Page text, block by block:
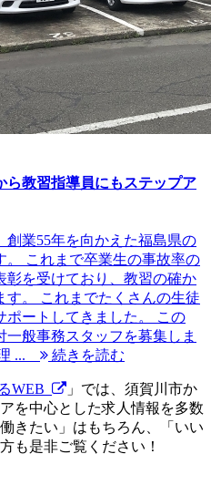
ら教習指導員にもステップア
創業55年を向かえた福島県の
。 これまで卒業生の事故率の
彰を受けており、教習の確か
す。 これまでたくさんの生徒
ポートしてきました。 この
一般事務スタッフを募集しま
...
続きを読む
WEB
」では、須賀川市か
を中心とした求人情報を多数
きたい」はもちろん、「いい
も是非ご覧ください！